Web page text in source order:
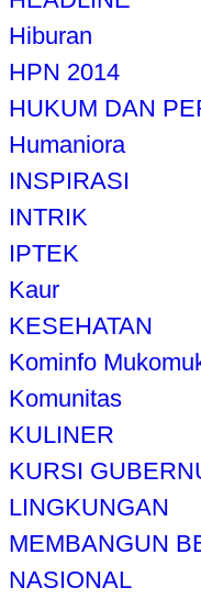
Hiburan
HPN 2014
HUKUM DAN
Humaniora
INSPIRASI
INTRIK
IPTEK
Kaur
KESEHATAN
Kominfo
Komunitas
KULINER
KURSI
LINGKUNGAN
MEMBANGUN
NASIONAL